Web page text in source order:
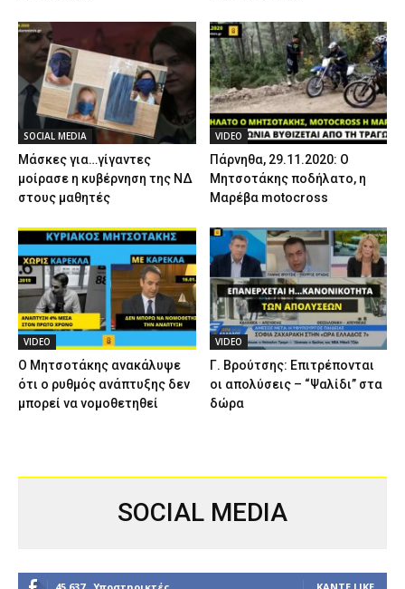
SOCIAL MEDIA
Μάσκες για…γίγαντες
μοίρασε η κυβέρνηση της ΝΔ
στους μαθητές
VIDEO
Πάρνηθα, 29.11.2020: Ο
Μητσοτάκης ποδήλατο, η
Μαρέβα motocross
VIDEO
Ο Μητσοτάκης ανακάλυψε
ότι ο ρυθμός ανάπτυξης δεν
μπορεί να νομοθετηθεί
VIDEO
Γ. Βρούτσης: Επιτρέπονται
οι απολύσεις – “Ψαλίδι” στα
δώρα
SOCIAL MEDIA